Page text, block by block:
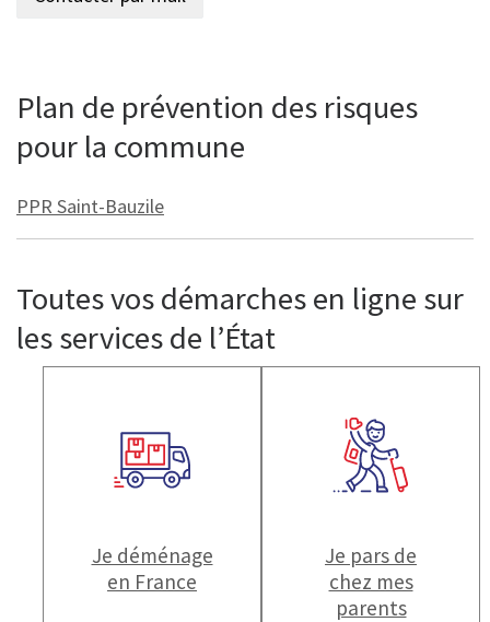
Plan de prévention des risques
pour la commune
PPR Saint-Bauzile
Toutes vos démarches en ligne sur
les services de l’État
Je déménage
en France
Je pars de
chez mes
parents